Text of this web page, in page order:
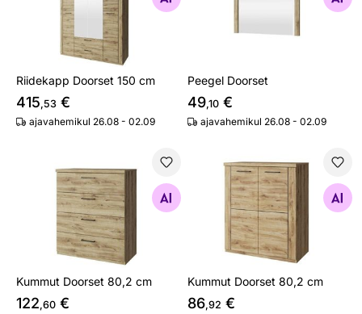
Riidekapp Doorset 150 cm
415,53 €
ajavahemikul 26.08 - 02.09
Peegel Doorset
49,10 €
ajavahemikul 26.08 - 02.09
Kummut Doorset 80,2 cm
Otsi sarnaseid
Kummut Doorset 80,2 cm
122,60 €
Kummut Doorset 80,2 cm
Otsi sarnaseid
Kummut Doorset 80,2 cm
86,92 €